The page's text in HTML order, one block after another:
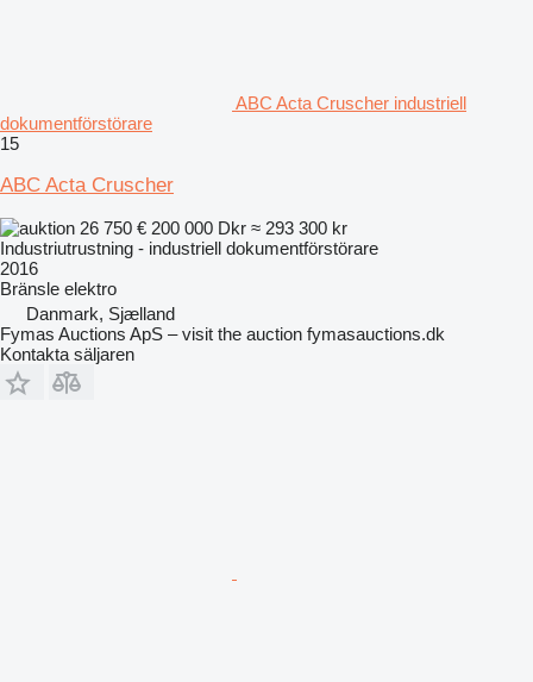
ABC Acta Cruscher industriell
dokumentförstörare
15
ABC Acta Cruscher
26 750 € 200 000 Dkr ≈ 293 300 kr
Industriutrustning - industriell dokumentförstörare
2016
Bränsle elektro
Danmark, Sjælland
Fymas Auctions ApS – visit the auction fymasauctions.dk
Kontakta säljaren